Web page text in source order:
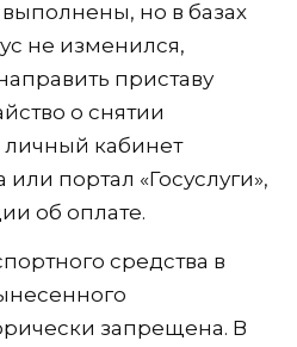
выполнены, но в базах
не изменился,
приставу
о снятии
кабинет
портал «Госуслуги»,
об оплате.
средства в
запрещена. В